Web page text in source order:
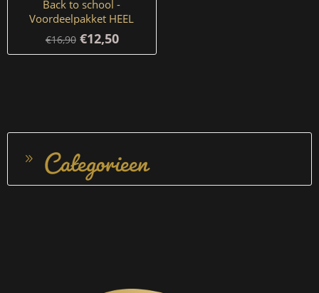
Back to school -
Voordeelpakket HEEL
BROOD
€16,90 €12,50
Categorieen